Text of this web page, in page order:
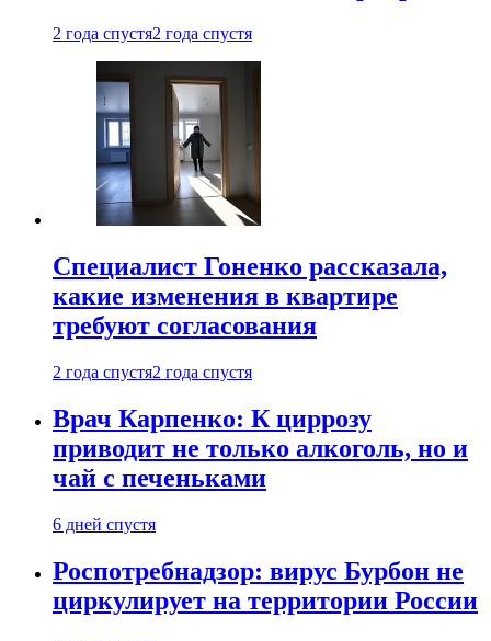
2 года спустя2 года спустя
Специалист Гоненко рассказала,
какие изменения в квартире
требуют согласования
2 года спустя2 года спустя
Врач Карпенко: К циррозу
приводит не только алкоголь, но и
чай с печеньками
6 дней спустя
Роспотребнадзор: вирус Бурбон не
циркулирует на территории России